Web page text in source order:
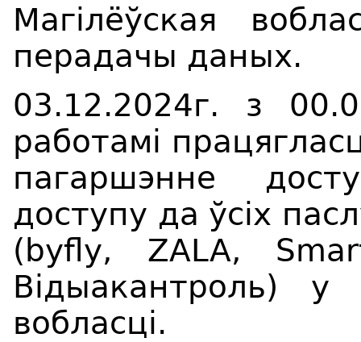
Магілёўская
перадачы даных.
03.12.2024г. з
работамі
пагаршэнне
доступу да ўсіх
(byfly, ZALA,
Вiдыакантроль) у
вобласці.